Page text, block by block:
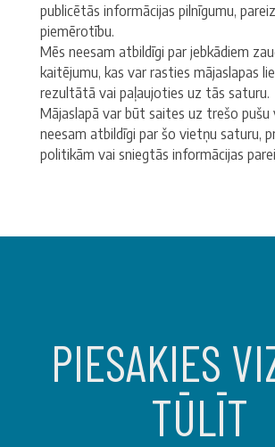
publicētās informācijas pilnīgumu,
piemērotību.
Mēs neesam atbildīgi par jebkādiem
kaitējumu, kas var rasties mājaslapas
rezultātā vai paļaujoties uz tās saturu.
Mājaslapā var būt saites uz trešo pušu
neesam atbildīgi par šo vietņu saturu,
politikām vai sniegtās informācijas
PIESAKIES
TŪLĪT